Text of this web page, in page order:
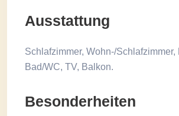
Ausstattung
Schlafzimmer, Wohn-/Schlafzimmer,
Bad/WC, TV, Balkon.
Besonderheiten